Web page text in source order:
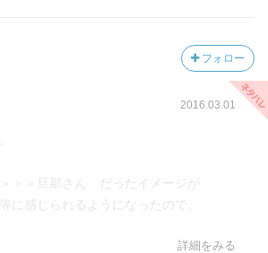
フォロー
2016.03.01
＞＞旦那さん だったイメージが
に感じられるようになったので。
詳細をみる